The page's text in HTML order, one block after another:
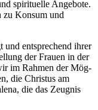
spi­ri­tu­el­le Ange­bo­te.
zu Kon­sum und
und ent­spre­chend ihrer
der Frau­en in der
im Rah­men der Mög­
die Chris­tus am
die das Zeug­nis